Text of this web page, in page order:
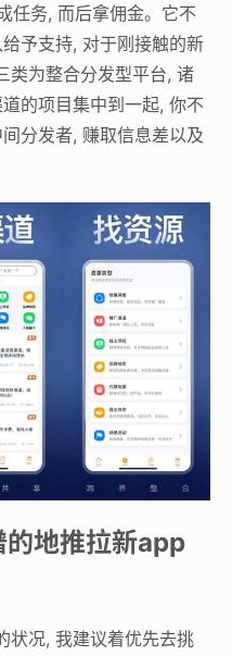
任务, 而后拿佣金。它不
予支持, 对于刚接触的新
类为整合分发型平台, 诸
的项目集中到一起, 你不
分发者, 赚取信息差以及
的地推拉新app
状况, 我建议着优先去挑